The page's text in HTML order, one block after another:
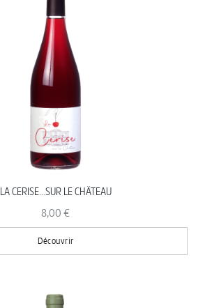
LA CERISE...SUR LE CHÂTEAU
8,00 €
Découvrir